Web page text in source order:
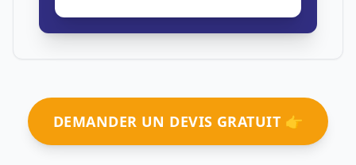
DEMANDER UN DEVIS GRATUIT 👉